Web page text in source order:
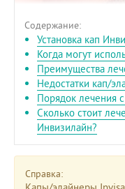
Содержание:
Установка кап
Когда могут
Преимущества
Недостатки кап/
Порядок лечения
Сколько стоит
Инвизилайн?
Справка: